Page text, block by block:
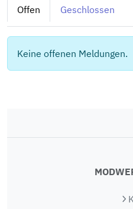
Offen Geschlossen
Keine offenen Meldungen.